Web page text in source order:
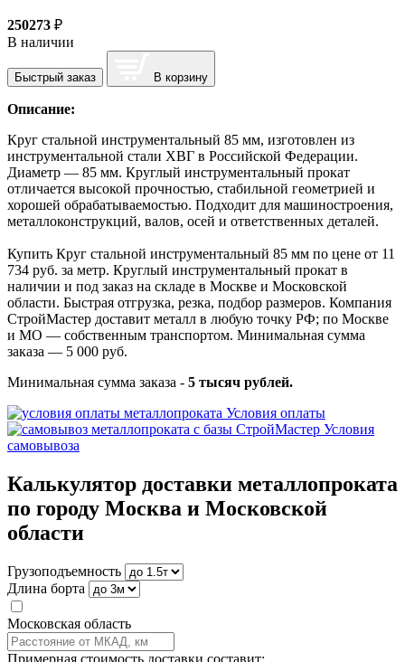
250273 ₽
В наличии
Быстрый заказ В корзину
Описание:
Круг стальной инструментальный 85 мм, изготовлен из
инструментальной стали ХВГ в Российской Федерации.
Диаметр — 85 мм. Круглый инструментальный прокат
отличается высокой прочностью, стабильной геометрией и
хорошей обрабатываемостью. Подходит для машиностроения,
металлоконструкций, валов, осей и ответственных деталей.
Купить Круг стальной инструментальный 85 мм по цене от 11
734 руб. за метр. Круглый инструментальный прокат в
наличии и под заказ на складе в Москве и Московской
области. Быстрая отгрузка, резка, подбор размеров. Компания
СтройМастер доставит металл в любую точку РФ; по Москве
и МО — собственным транспортом. Минимальная сумма
заказа — 5 000 руб.
Минимальная сумма заказа - 5 тысяч рублей.
Условия оплаты
Условия
самовывоза
Калькулятор доставки металлопроката
по городу Москва и Московской
области
Грузоподъемность
Длина борта
Московская область
Примерная стоимость доставки составит: